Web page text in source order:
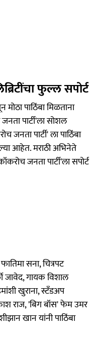
फुल्ल सपोर्ट
मोठा पाठिंबा मिळताना
पार्टी'ला सोशल
जनता पार्टी' ला पाठिंबा
आहेत. मराठी अभिनेते
जनता पार्टी'ला सपोर्ट
सना, चित्रपट
जावेद, गायक विशाल
खुराना, स्टँडअप
राज, 'बिग बॉस' फेम उमर
खान यांनी पाठिंबा